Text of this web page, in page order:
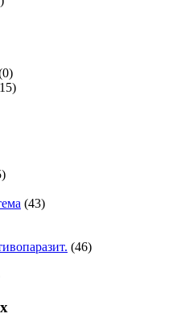
(43)
(46)